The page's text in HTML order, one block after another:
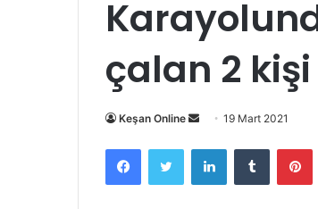
çalan 2 kişi
Keşan Online
Bir
posta
göndermek
19 Mart 2021
FacebookTwitter LinkedInTumblr